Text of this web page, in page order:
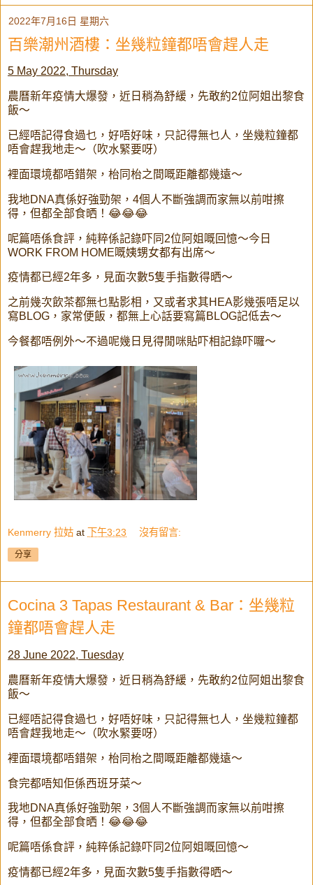
2022年7月16日 星期六
百樂潮州酒樓：坐幾粒鐘都唔會趕人走
5 May 2022, Thursday
農曆新年疫情大爆發，近日稍為舒緩，先敢約2位阿姐出黎食
飯～
已經唔記得食過乜，好唔好味，只記得無乜人，坐幾粒鐘都
唔會趕我地走～（吹水緊要呀）
裡面環境都唔錯架，枱同枱之間嘅距離都幾遠～
我地DNA真係好強勁架，4個人不斷強調而家無以前咁擦
得，但都全部食晒！😂😂😂
呢篇唔係食評，純粹係記錄吓同2位阿姐嘅回憶～今日
WORK FROM HOME嘅姨甥女都有出席～
疫情都已經2年多，見面次數5隻手指數得晒～
之前幾次飲茶都無乜點影相，又或者求其HEA影幾張唔足以
寫BLOG，家常便飯，都無上心話要寫篇BLOG記低去～
今餐都唔例外～不過呢幾日見得閒咪貼吓相記錄吓囉～
Kenmerry 拉姑 at 下午3:23 沒有留言:
分享
Cocina 3 Tapas Restaurant & Bar：坐幾粒
鐘都唔會趕人走
28 June 2022, Tuesday
農曆新年疫情大爆發，近日稍為舒緩，先敢約2位阿姐出黎食
飯～
已經唔記得食過乜，好唔好味，只記得無乜人，坐幾粒鐘都
唔會趕我地走～（吹水緊要呀）
裡面環境都唔錯架，枱同枱之間嘅距離都幾遠～
食完都唔知佢係西班牙菜～
我地DNA真係好強勁架，3個人不斷強調而家無以前咁擦
得，但都全部食晒！😂😂😂
呢篇唔係食評，純粹係記錄吓同2位阿姐嘅回憶～
疫情都已經2年多，見面次數5隻手指數得晒～